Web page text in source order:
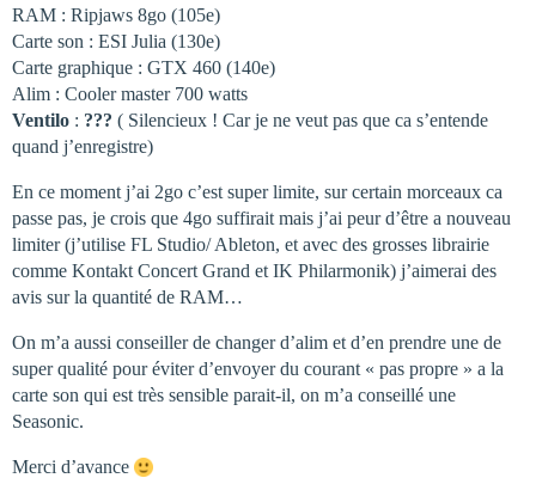
RAM : Ripjaws 8go (105e)
Carte son : ESI Julia (130e)
Carte graphique : GTX 460 (140e)
Alim : Cooler master 700 watts
Ventilo : ??? ( Silencieux ! Car je ne veut pas que ca s’entende
quand j’enregistre)
En ce moment j’ai 2go c’est super limite, sur certain morceaux ca
passe pas, je crois que 4go suffirait mais j’ai peur d’être a nouveau
limiter (j’utilise FL Studio/ Ableton, et avec des grosses librairie
comme Kontakt Concert Grand et IK Philarmonik) j’aimerai des
avis sur la quantité de RAM…
On m’a aussi conseiller de changer d’alim et d’en prendre une de
super qualité pour éviter d’envoyer du courant « pas propre » a la
carte son qui est très sensible parait-il, on m’a conseillé une
Seasonic.
Merci d’avance